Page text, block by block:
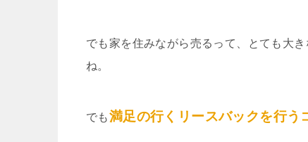
でも家を住みながら売るって、とても大
ね。
でも満足の行くリースバックを行う